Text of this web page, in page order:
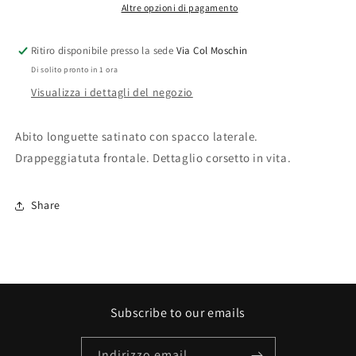
Altre opzioni di pagamento
Ritiro disponibile presso la sede Via Col Moschin
Di solito pronto in 1 ora
Visualizza i dettagli del negozio
Abito longuette satinato con spacco laterale.
Drappeggiatuta frontale. Dettaglio corsetto in vita.
Share
Subscribe to our emails